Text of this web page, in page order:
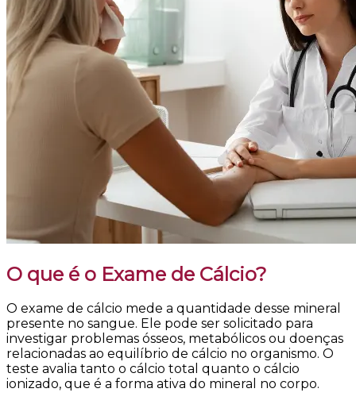
O que é o Exame de Cálcio?
O exame de cálcio mede a quantidade desse mineral
presente no sangue. Ele pode ser solicitado para
investigar problemas ósseos, metabólicos ou doenças
relacionadas ao equilíbrio de cálcio no organismo. O
teste avalia tanto o cálcio total quanto o cálcio
ionizado, que é a forma ativa do mineral no corpo.